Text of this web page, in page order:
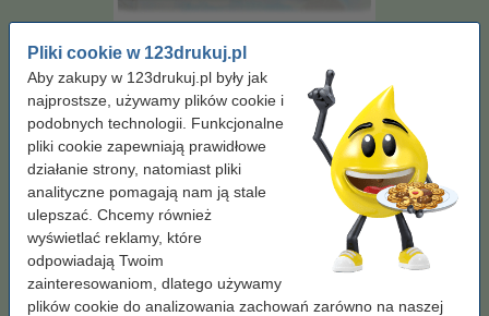
Pliki cookie w 123drukuj.pl
Aby zakupy w 123drukuj.pl były jak
najprostsze, używamy plików cookie i
podobnych technologii. Funkcjonalne
pliki cookie zapewniają prawidłowe
działanie strony, natomiast pliki
analityczne pomagają nam ją stale
ulepszać. Chcemy również
wyświetlać reklamy, które
odpowiadają Twoim
zainteresowaniom, dlatego używamy
plików cookie do analizowania zachowań zarówno na naszej
OEM: TN247Y
Kolor:żółty
żółty
Pojemność: XL
XL standard
Kliknij i sprawdź całą specyfikacje
60%
w porównaniu do wersji oryginalnej!